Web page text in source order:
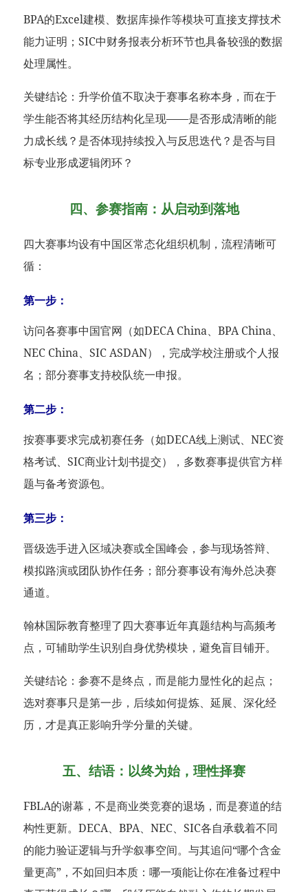
BPA的Excel建模、数据库操作等模块可直接支撑技术
能力证明；SIC中财务报表分析环节也具备较强的数据
处理属性。
关键结论：升学价值不取决于赛事名称本身，而在于
学生能否将其经历结构化呈现——是否形成清晰的能
力成长线？是否体现持续投入与反思迭代？是否与目
标专业形成逻辑闭环？
四、参赛指南：从启动到落地
四大赛事均设有中国区常态化组织机制，流程清晰可
循：
第一步：
访问各赛事中国官网（如DECA China、BPA China、
NEC China、SIC ASDAN），完成学校注册或个人报
名；部分赛事支持校队统一申报。
第二步：
按赛事要求完成初赛任务（如DECA线上测试、NEC资
格考试、SIC商业计划书提交），多数赛事提供官方样
题与备考资源包。
第三步：
晋级选手进入区域决赛或全国峰会，参与现场答辩、
模拟路演或团队协作任务；部分赛事设有海外总决赛
通道。
翰林国际教育整理了四大赛事近年真题结构与高频考
点，可辅助学生识别自身优势模块，避免盲目铺开。
关键结论：参赛不是终点，而是能力显性化的起点；
选对赛事只是第一步，后续如何提炼、延展、深化经
历，才是真正影响升学分量的关键。
五、结语：以终为始，理性择赛
FBLA的谢幕，不是商业类竞赛的退场，而是赛道的结
构性更新。DECA、BPA、NEC、SIC各自承载着不同
的能力验证逻辑与升学叙事空间。与其追问“哪个含金
量更高”，不如回归本质：哪一项能让你在准备过程中